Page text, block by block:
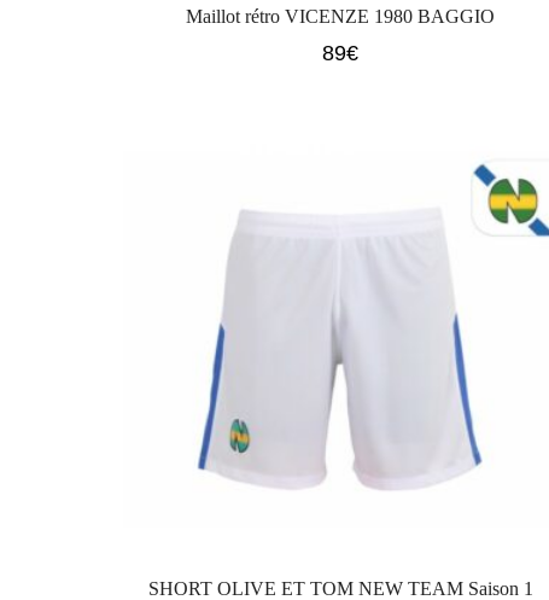
Maillot rétro VICENZE 1980 BAGGIO
89€
SHORT OLIVE ET TOM NEW TEAM Saison 1